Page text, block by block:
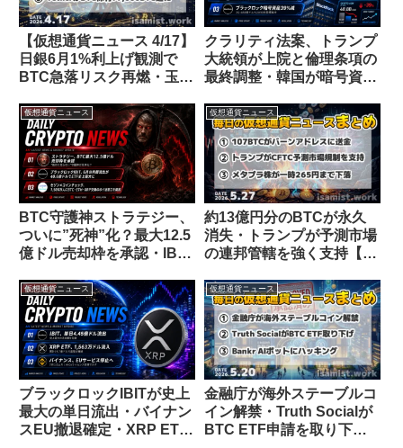
【仮想通貨ニュース 4/17】
日銀6月1%利上げ観測で
BTC急落リスク再燃・玉木
が日本界隈で大炎上
クラリティ法案、トランプ
大統領が上院と倫理条項の
最終調整・韓国が暗号資産
資産」に位置づけ・ブラッ
クロック2Q決算で暗号資
産運用額39%減【仮想通貨
ニュース 26/7/16】
仮想通貨ニュース
BTC守護神ストラテジー、
ついに”死神”化？最大12.5
億ドル売却枠を承認・IBIT
想通貨ニュース 26/6/30】
仮想通貨ニュース
約13億円分のBTCが永久
消失・トランプが予測市場
の連邦管轄を強く支持【仮
仮想通貨ニュース
ブラックロックIBITが史上
最大の単日流出・バイナン
スEU撤退確定・XRP ETF
仮想通貨ニュース
金融庁が海外ステーブルコ
イン解禁・Truth Socialが
BTC ETF申請を取り下げ